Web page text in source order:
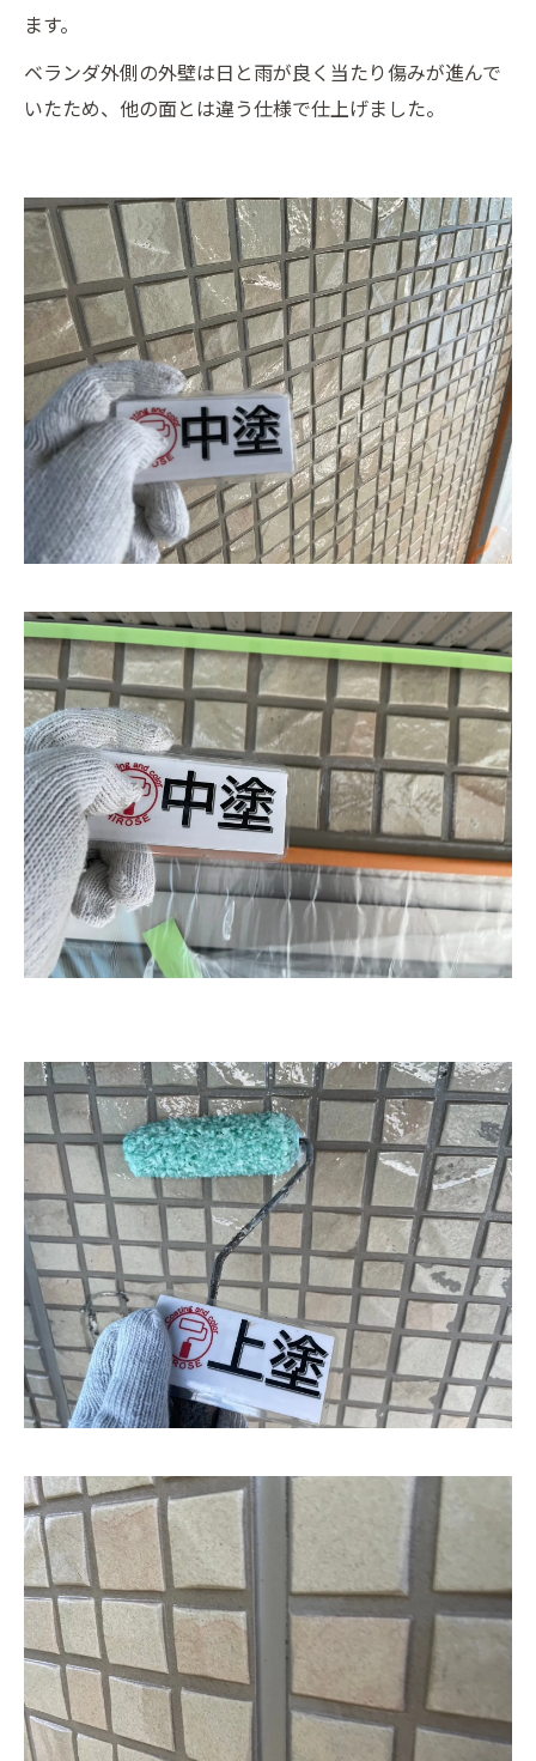
ます。
ベランダ外側の外壁は日と雨が良く当たり傷みが進んで
いたため、他の面とは違う仕様で仕上げました。